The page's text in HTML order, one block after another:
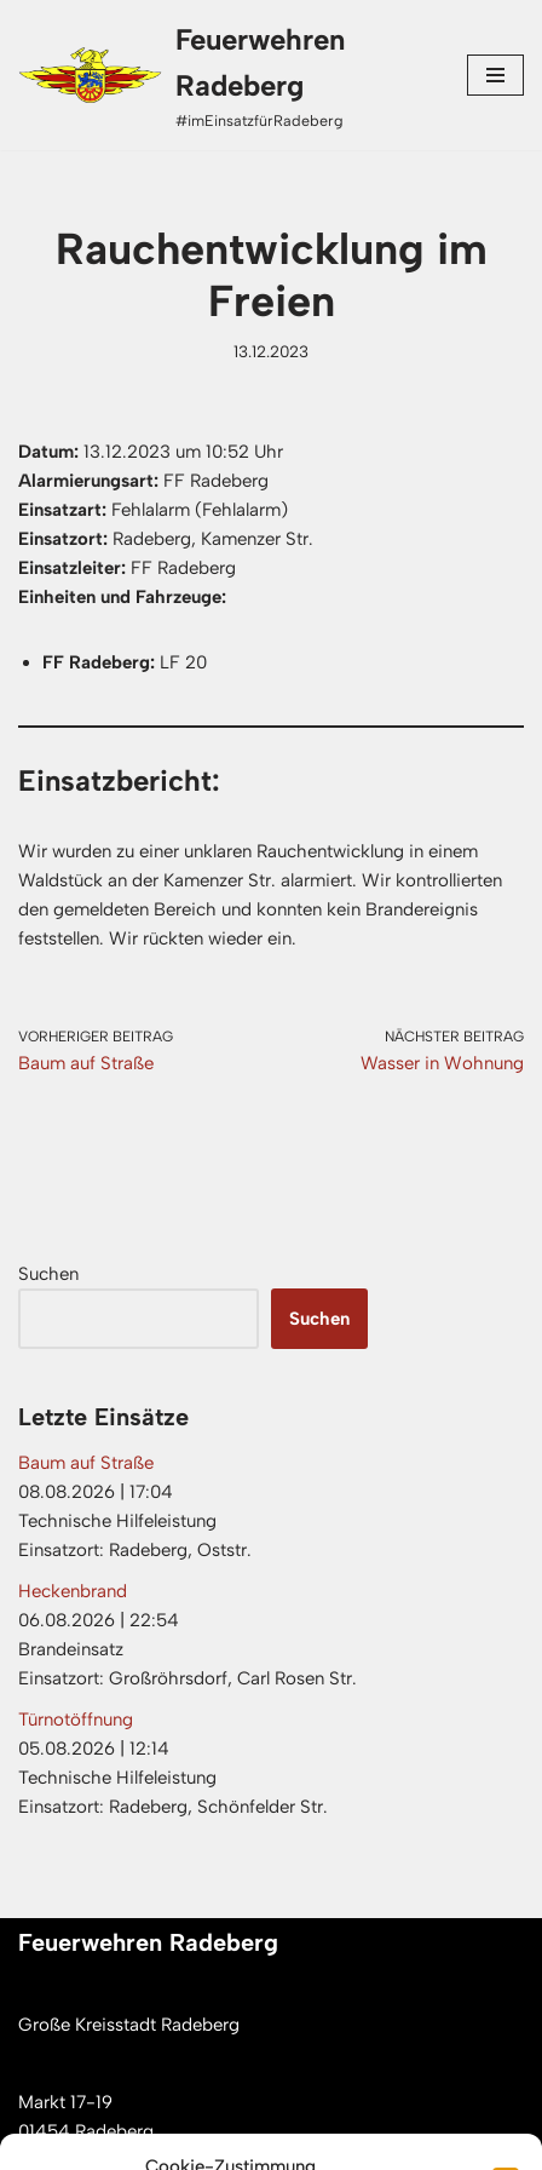
Zum
Inhalt
Feuerwehren
Radeberg
#imEinsatzfürRadeberg
Rauchentwicklung im
Freien
13.12.2023
Datum: 13.12.2023 um 10:52 Uhr
Alarmierungsart: FF Radeberg
Einsatzart: Fehlalarm (Fehlalarm)
Einsatzort: Radeberg, Kamenzer Str.
Einsatzleiter: FF Radeberg
Einheiten und Fahrzeuge:
FF Radeberg: LF 20
Einsatzbericht:
Wir wurden zu einer unklaren Rauchentwicklung in einem
Waldstück an der Kamenzer Str. alarmiert. Wir kontrollierten
den gemeldeten Bereich und konnten kein Brandereignis
feststellen. Wir rückten wieder ein.
VORHERIGER BEITRAG
Baum auf Straße
NÄCHSTER BEITRAG
Wasser in Wohnung
Suchen
Suchen
Letzte Einsätze
Baum auf Straße
08.08.2026
17:04
Technische Hilfeleistung
Einsatzort: Radeberg, Oststr.
Heckenbrand
06.08.2026
22:54
Brandeinsatz
Einsatzort: Großröhrsdorf, Carl Rosen Str.
Türnotöffnung
05.08.2026
12:14
Technische Hilfeleistung
Einsatzort: Radeberg, Schönfelder Str.
Feuerwehren Radeberg
Große Kreisstadt Radeberg
Markt 17-19
01454 Radeberg